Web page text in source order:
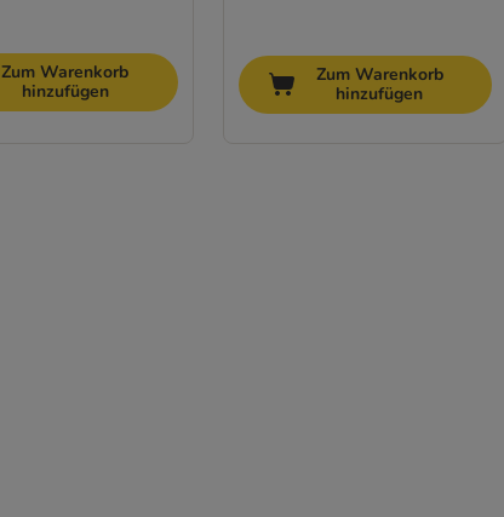
Zum Warenkorb
hinzufügen
Zum Warenkorb
hinzufügen